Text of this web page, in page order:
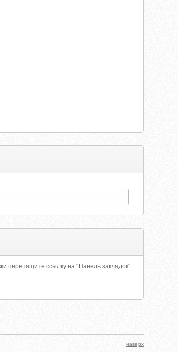
перетащите ссылку на "Панель закладок"
наверх